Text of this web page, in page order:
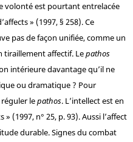
volonté est pourtant entrelacée
» (1997, § 258). Ce
pas de façon unifiée, comme un
tiraillement affectif. Lepathos
intérieure davantage qu’il ne
ou dramatique ? Pour
lepathos. L’intellect est en
(1997, n° 25, p. 93). Aussi l’affect
durable. Signes du combat